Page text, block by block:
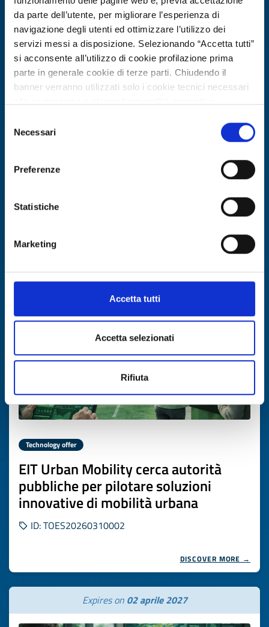
da parte dell’utente, per migliorare l’esperienza di
navigazione degli utenti ed ottimizzare l’utilizzo dei
servizi messi a disposizione. Selezionando “Accetta tutti”
si acconsente all’utilizzo di cookie profilazione prima
parte in generale cookie di terze parti. Chiudendo il
banner verranno utilizzati solo i cookie tecnici necessari
Per conoscere i dettagli, consulta la nostra cookie policy.
https://www.openinnovation.regione.lombardia.it/it/co
https://www.openinnovation.regione.lombardia.it/it/pr
delNecessari
Preferenze
Statistiche
Marketing
Accetta tutti
Accetta selezionati
Rifiuta
Technology offer
Istituto universitario tedesco offre
progettazione e testing di sistemi di
ID: TODE20260310025
DISCOVER MORE →
Technology offer
EIT Urban Mobility cerca autorità
pubbliche per pilotare soluzioni
innovative di mobilità urbana
ID: TOES20260310002
DISCOVER MORE →
Expires on 02 aprile 2027